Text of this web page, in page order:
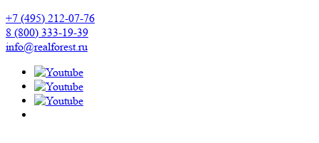
+7 (495) 212-07-76
8 (800) 333-19-39
info@realforest.ru